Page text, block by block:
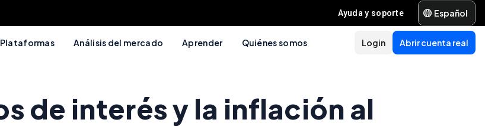
Ayuda y soporte Español
Plataformas Análisis del mercado Aprender Quiénes somos Abrir cuenta real
Login
de interés y la inflación al